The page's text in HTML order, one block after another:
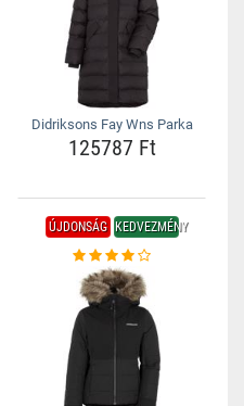
Didriksons Fay Wns Parka
125787 Ft
ÚJDONSÁG KEDVEZMÉNY